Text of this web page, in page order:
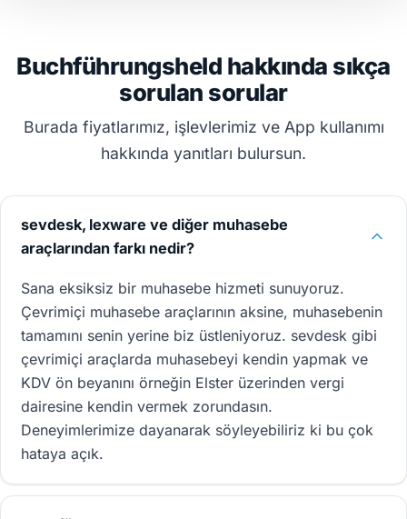
Buchführungsheld hakkında sıkça
sorulan sorular
Burada fiyatlarımız, işlevlerimiz ve App kullanımı
hakkında yanıtları bulursun.
sevdesk, lexware ve diğer muhasebe
araçlarından farkı nedir?
Sana eksiksiz bir muhasebe hizmeti sunuyoruz.
Çevrimiçi muhasebe araçlarının aksine, muhasebenin
tamamını senin yerine biz üstleniyoruz. sevdesk gibi
çevrimiçi araçlarda muhasebeyi kendin yapmak ve
KDV ön beyanını örneğin Elster üzerinden vergi
dairesine kendin vermek zorundasın.
Deneyimlerimize dayanarak söyleyebiliriz ki bu çok
hataya açık.